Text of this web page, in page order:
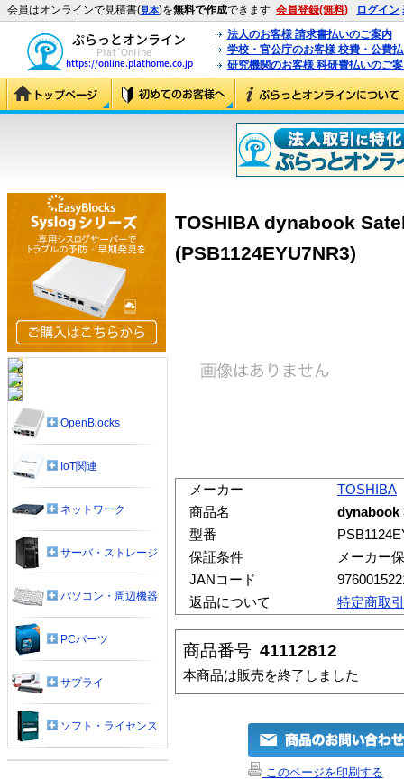
会員はオンラインで見積書(見本)を無料で作成できます 会員登録(無料) ログイン
法人のお客様 請求書払いのご案内
学校・官公庁のお客様 校費・公費
研究機関のお客様 科研費払いのご
TOSHIBA dynabook
(PSB1124EYU7NR3)
メーカー
TOSHIBA
商品名
dynabook
型番
保証条件
メーカー
JANコード
返品について
特定商取
商品番号 41112812
本商品は販売を終了しました
このページを印刷する
OpenBlocks
IoT関連
ネットワーク
サーバ・ストレージ
パソコン・周辺機器
PCパーツ
サプライ
ソフト・ライセンス